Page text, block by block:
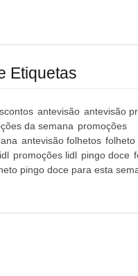
Etiquetas
antevisão antevisão
da semana promoções
antevisão folhetos folheto
promoções lidl pingo doce
pingo doce para esta